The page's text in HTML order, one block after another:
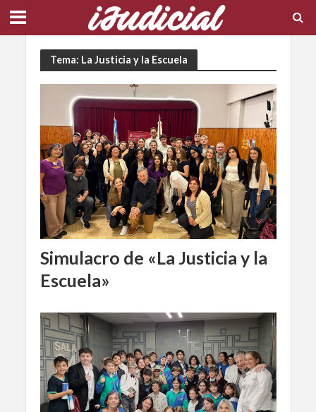
Tema: La Justicia y la Escuela
Simulacro de «La Justicia y la
Escuela»